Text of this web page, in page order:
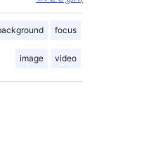
focus
image video